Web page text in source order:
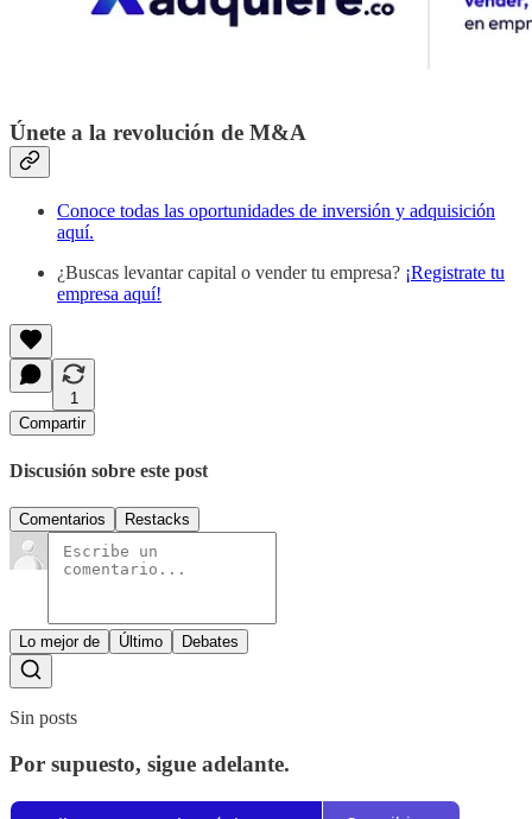
Únete a la revolución de M&A
Conoce todas las oportunidades de inversión y adquisición
aquí.
¿Buscas levantar capital o vender tu empresa? ¡Registrate tu
empresa aquí!
1
Compartir
Discusión sobre este post
Comentarios Restacks
Lo mejor de Último Debates
Sin posts
Por supuesto, sigue adelante.